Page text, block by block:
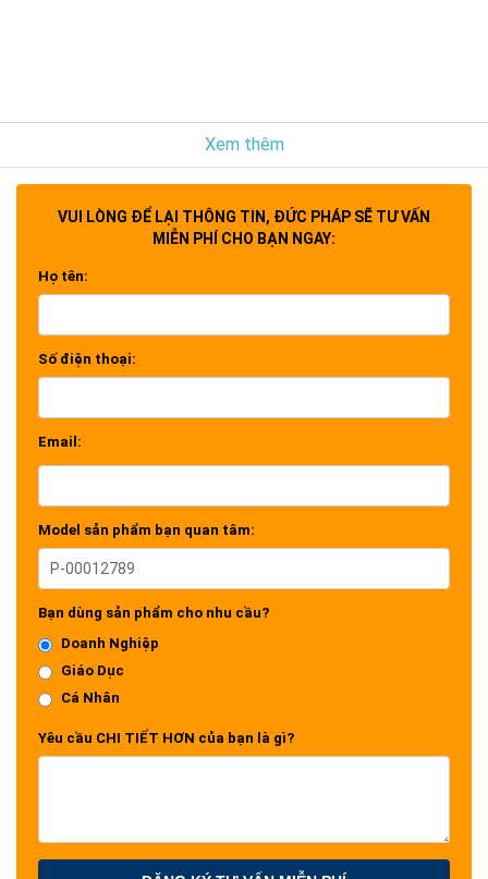
Xem thêm
VUI LÒNG ĐỂ LẠI THÔNG TIN, ĐỨC PHÁP SẼ TƯ VẤN
MIỄN PHÍ CHO BẠN NGAY:
Họ tên:
Số điện thoại:
Email:
Model sản phẩm bạn quan tâm:
Bạn dùng sản phẩm cho nhu cầu?
Doanh Nghiệp
Giáo Dục
Cá Nhân
Yêu cầu CHI TIẾT HƠN của bạn là gì?